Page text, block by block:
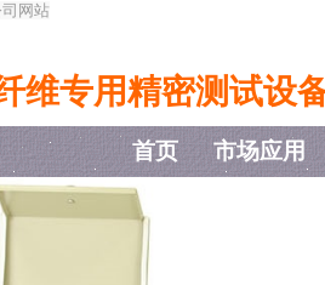
网站
维专用精密测试设
首页 市场应用